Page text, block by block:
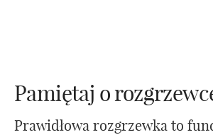
Pamiętaj o
Prawidłowa rozgrzewka to